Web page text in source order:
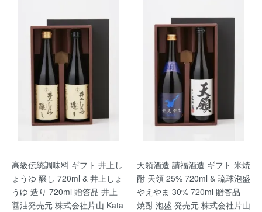
高級伝統調味料 ギフト 井上し
ょうゆ 醸し 720ml & 井上しょ
うゆ 造り 720ml 贈答品 井上
醤油発売元 株式会社片山 Kata
天領酒造 請福酒造 ギフト 米焼
酎 天領 25% 720ml & 琉球泡盛
やえやま 30% 720ml 贈答品
焼酎 泡盛 発売元 株式会社片山